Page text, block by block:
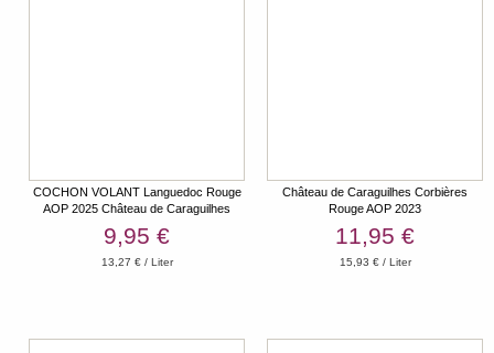
COCHON VOLANT Languedoc Rouge
AOP 2025 Château de Caraguilhes
9,95 €
13,27 € / Liter
Château de Caraguilhes Corbières
Rouge AOP 2023
11,95 €
15,93 € / Liter